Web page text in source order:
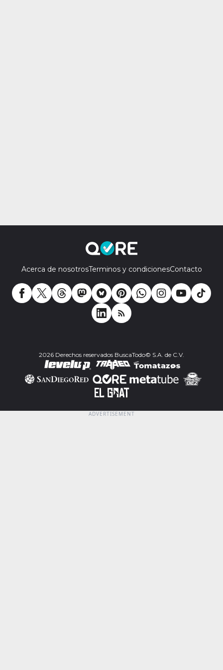
Acerca de nosotrosTerminos y condicionesContacto
2026 Derechos reservados BuscaTodo© S.A. de C.V.